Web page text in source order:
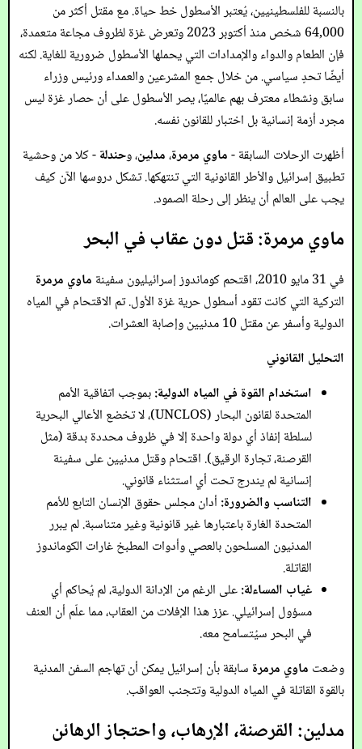
بالنسبة للفلسطينيين، يُعتبر الأسطول خط حياة. مع مقتل أكثر من
64,000 شخص منذ أكتوبر 2023 وتعرض غزة لظروف مجاعة متعمدة،
فإن الطعام والدواء والإمدادات التي يحملها الأسطول ضرورية للغاية. لكنه
أيضًا تحدٍ سياسي. من خلال جمع المشرعين والعمداء ورئيس وزراء
سابق ونشطاء معترف بهم عالميًا، يصر الأسطول على أن حصار غزة ليس
مجرد أزمة إنسانية بل اختبار للقانون نفسه.
أظهرت الرحلات السابقة -ماوي مرمرة،مدلين، وحندلة- كلا من وحشية
تطبيق إسرائيل والأطر القانونية التي تنتهكها. تشكل دروسها الآن كيف
يجب على العالم أن ينظر إلى رحلة الصمود.
ماوي مرمرة: قتل دون عقاب في البحر
في 31 مايو 2010، اقتحم كوماندوز إسرائيليون سفينة
ماوي مرمرة
التركية التي كانت تقود أسطول حرية غزة الأول. تم الاقتحام في المياه
الدولية وأسفر عن مقتل 10 مدنيين وإصابة العشرات.
التحليل القانوني
استخدام القوة في المياه الدولية:بموجب اتفاقية الأمم
المتحدة لقانون البحار (UNCLOS)، لا تخضع الأعالي البحرية
لسلطة إنفاذ أي دولة واحدة إلا في ظروف محددة بدقة (مثل
القرصنة، تجارة الرقيق). اقتحام وقتل مدنيين على سفينة
إنسانية لم يندرج تحت أي استثناء قانوني.
التناسب والضرورة: أدان مجلس حقوق الإنسان التابع للأمم
المتحدة الغارة باعتبارها غير قانونية وغير متناسبة. لم يبرر
المدنيون المسلحون بالعصي وأدوات المطبخ غارات الكوماندوز
القاتلة.
غياب المساءلة:على الرغم من الإدانة الدولية، لم يُحاكم أي
مسؤول إسرائيلي. عزز هذا الإفلات من العقاب، مما علّم أن العنف
في البحر سيُتسامح معه.
وضعت ماوي مرمرة سابقة بأن إسرائيل يمكن أن تهاجم السفن المدنية
بالقوة القاتلة في المياه الدولية وتتجنب العواقب.
مدلين: القرصنة، الإرهاب، واحتجاز الرهائن